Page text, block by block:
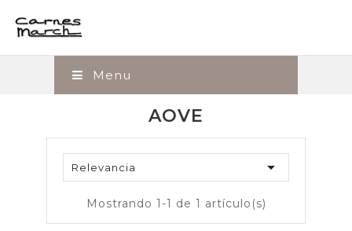
Menu
AOVE
Relevancia 
Mostrando 1-1 de 1 artículo(s)